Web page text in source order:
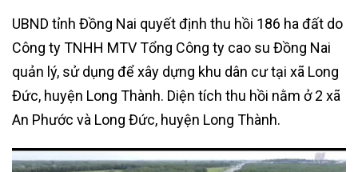
UBND tỉnh Đồng Nai quyết định thu hồi 186 ha đất do
Công ty TNHH MTV Tổng Công ty cao su Đồng Nai
quản lý, sử dụng để xây dựng khu dân cư tại xã Long
Đức, huyện Long Thành. Diện tích thu hồi nằm ở 2 xã
An Phước và Long Đức, huyện Long Thành.